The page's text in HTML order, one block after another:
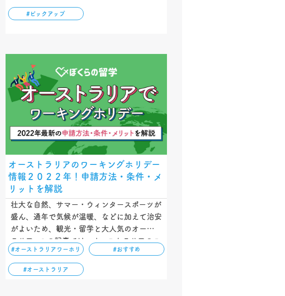
イスや渡航のサポートも行っています。留学
エージェントを利用するメリット・デメリッ
#ピックアップ
オーストラリアのワーキングホリデー
情報２０２２年！申請方法・条件・メ
リットを解説
壮大な自然、サマー・ウィンタースポーツが
盛ん、通年で気候が温暖、などに加えて治安
がよいため、観光・留学と大人気のオースト
ラリア。この記事では、オーストラリアのワ
ーキングホリデー最新情報（２０２２年版）
の申請方法、参加条件、そして滞在するメリ
ットを解説していきます。…
#オーストラリアワーホリ #おすすめ
#オーストラリア